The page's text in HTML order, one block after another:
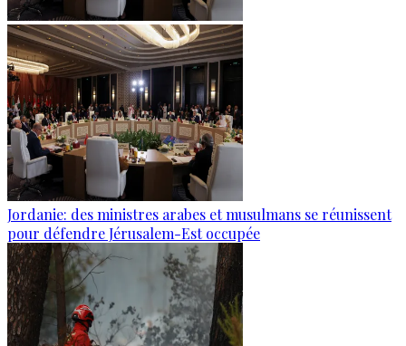
Jordanie: des ministres arabes et musulmans se réunissent
pour défendre Jérusalem-Est occupée